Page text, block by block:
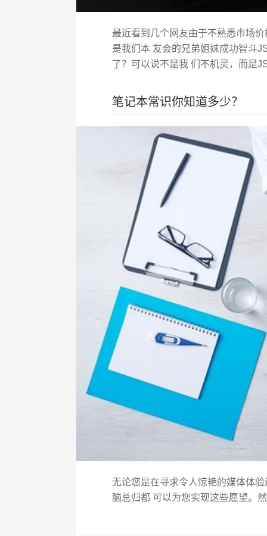
最近看到几个网友由于不熟悉市场
是我们本 友会的兄弟姐妹成功智斗
了？可以说不是我 们不机灵，而是
笔记本常识你知道多少？
无论您是在寻求令人惊艳的媒体体
脑总归都 可以为您实现这些愿望。